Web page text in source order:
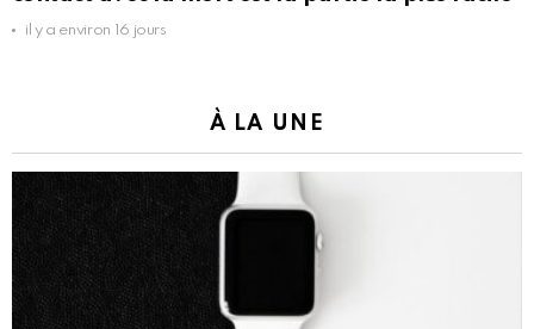
il y a environ 16 jours
À LA UNE